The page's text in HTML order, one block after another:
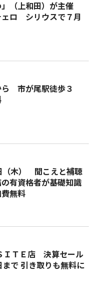
」（上和田）が主催
ェロ シリウスで７月
ら 市が尾駅徒歩３
（木） 聞こえと補聴
有資格者が基礎知識
無料
ＩＴＥ店 決算セール
で 引き取りも無料に